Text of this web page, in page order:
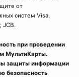
от
систем Visa,
JCB.
при проведении
МультиКарты.
защиты информации
безопасность